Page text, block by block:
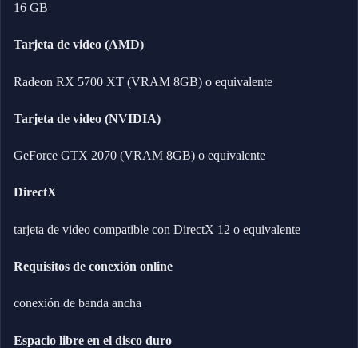
16 GB
Tarjeta de video (AMD)
Radeon RX 5700 XT (VRAM 8GB) o equivalente
Tarjeta de video (NVIDIA)
GeForce GTX 2070 (VRAM 8GB) o equivalente
DirectX
tarjeta de video compatible con DirectX 12 o equivalente
Requisitos de conexión online
conexión de banda ancha
Espacio libre en el disco duro